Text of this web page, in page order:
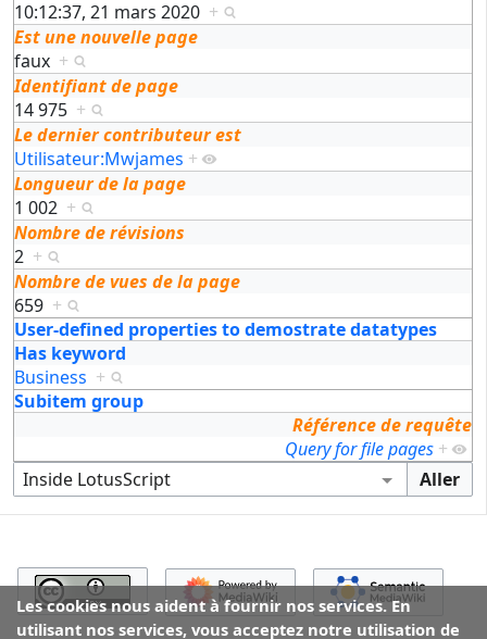
10:12:37, 21 mars 2020 +
Est une nouvelle page
faux +
Identifiant de page
14 975 +
Le dernier contributeur est
Utilisateur:Mwjames +
Longueur de la page
1 002 +
Nombre de révisions
2 +
Nombre de vues de la page
659 +
User-defined properties to demostrate datatypes
Has keyword
Business +
Subitem group
Référence de requête
Query for file pages +
Les cookies nous aident à fournir nos services. En
utilisant nos services, vous acceptez notre utilisation de